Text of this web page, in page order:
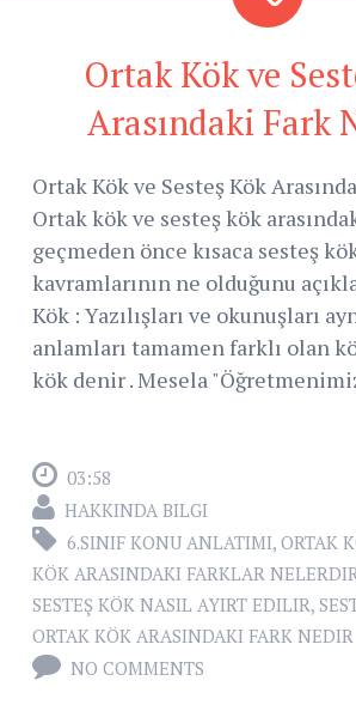
Ortak Kök ve
Arasındaki Fark
Ortak Kök ve Sesteş Kök
Ortak kök ve sesteş kök
geçmeden önce kısaca sesteş
kavramlarının ne olduğunu
Kök : Yazılışları ve okunuşları
anlamları tamamen farklı olan
kök denir . Mesela
03:58
HAKKINDA BILGI
6.SINIF KONU ANLATIMI, ORTAK
KÖK ARASINDAKI FARKLAR
SESTEŞ KÖK NASIL AYIRT EDILIR,
ORTAK KÖK ARASINDAKI FARK NEDIR
NO COMMENTS